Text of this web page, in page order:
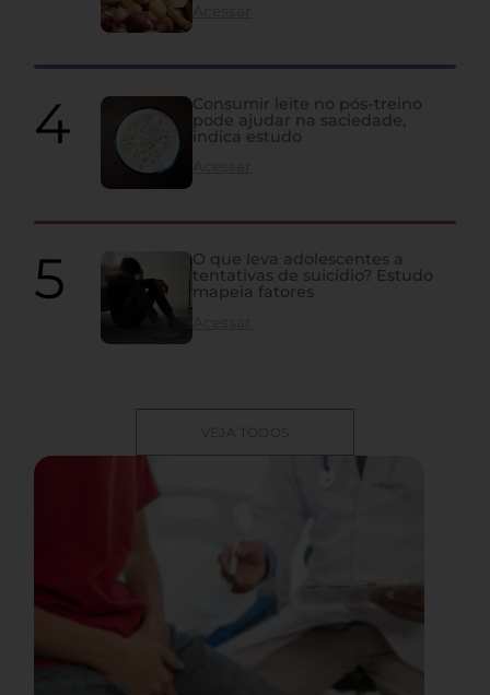
Consumir leite no pós-treino
pode ajudar na saciedade,
indica estudo
O que leva adolescentes a
tentativas de suicídio? Estudo
mapeia fatores
VEJA TODOS